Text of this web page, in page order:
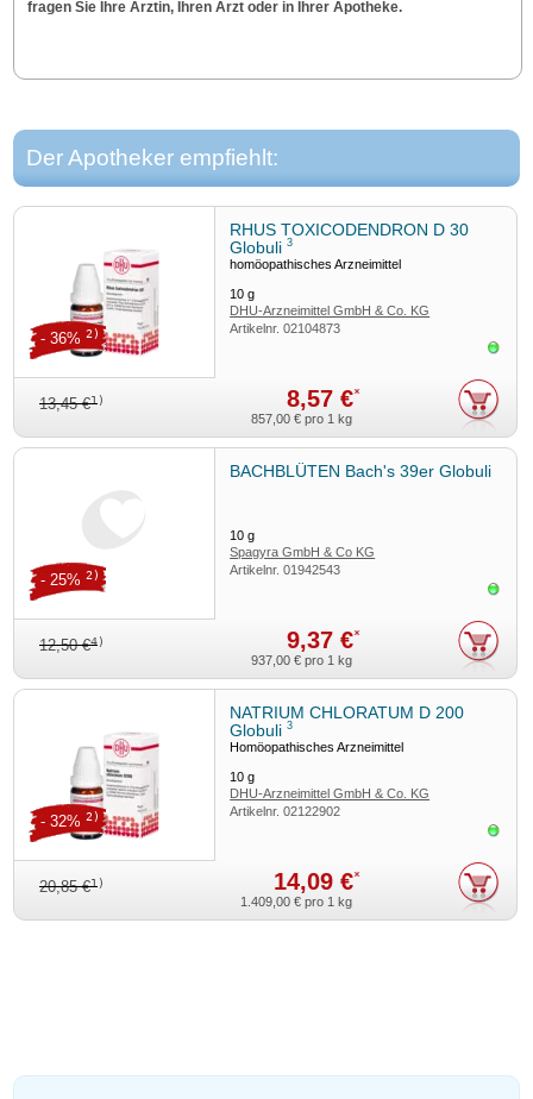
fragen Sie Ihre Ärztin, Ihren Arzt oder in Ihrer Apotheke.
Der Apotheker empfiehlt:
RHUS TOXICODENDRON D 30
Globuli3
homöopathisches Arzneimittel
10g
DHU-Arzneimittel GmbH & Co. KG
Artikelnr.02104873
13,45 €1) 8,57 €*
- 36% 2)
857,00 € pro 1 kg
BACHBLÜTEN Bach's 39er Globuli
10g
Spagyra GmbH & Co KG
Artikelnr.01942543
12,50 €4) 9,37 €*
- 25% 2)
937,00 € pro 1 kg
NATRIUM CHLORATUM D 200
Globuli3
Homöopathisches Arzneimittel
10g
DHU-Arzneimittel GmbH & Co. KG
Artikelnr.02122902
20,85 €1) 14,09 €*
- 32% 2)
1.409,00 € pro 1 kg